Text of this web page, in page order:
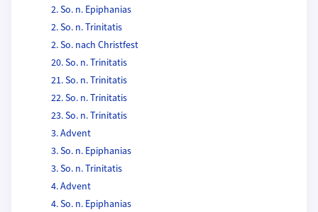
2. So. n. Epiphanias
2. So. n. Trinitatis
2. So. nach Christfest
20. So. n. Trinitatis
21. So. n. Trinitatis
22. So. n. Trinitatis
23. So. n. Trinitatis
3. Advent
3. So. n. Epiphanias
3. So. n. Trinitatis
4. Advent
4. So. n. Epiphanias